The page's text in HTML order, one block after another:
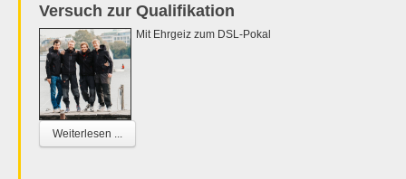
Versuch zur Qualifikation
Mit Ehrgeiz zum DSL-Pokal
Weiterlesen ...